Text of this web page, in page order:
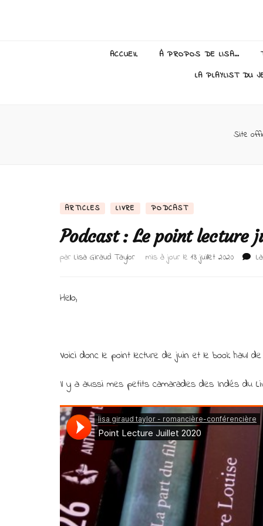
ACCUEIL À PROPOS DE LISA…
LA PLAYLIST DU
Site
ARTICLES LIVRE PODCAST
Podcast : Le point lecture
par Lisa Giraud Taylor mis à jour le13 juillet 2020
Hello,
Voici donc le point lecture de juin et le book haul
Il y a aussi mes petits camarades des Indés du